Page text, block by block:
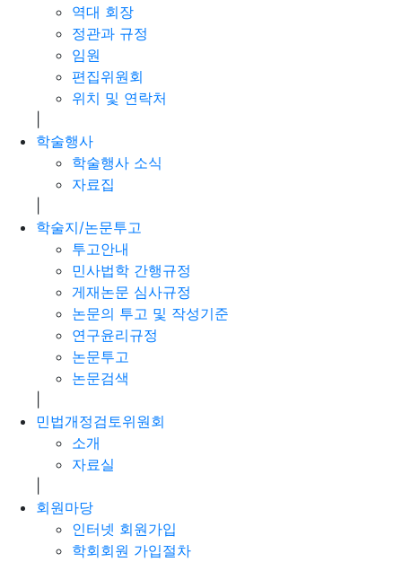
역대 회장
정관과 규정
임원
편집위원회
위치 및 연락처
학술행사
학술행사 소식
자료집
학술지/논문투고
투고안내
민사법학 간행규정
게재논문 심사규정
논문의 투고 및 작성기준
연구윤리규정
논문투고
논문검색
민법개정검토위원회
소개
자료실
회원마당
인터넷 회원가입
학회회원 가입절차